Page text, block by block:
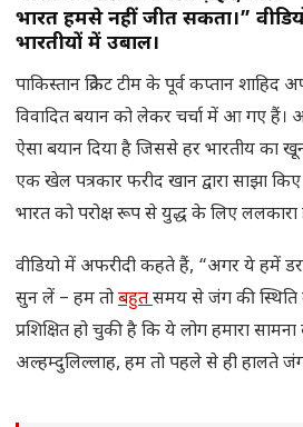
भारत हमसे नहीं जीत सकता।”
भारतीयों में उबाल।
पाकिस्तान क्रिकेट टीम के पूर्व कप्तान
विवादित बयान को लेकर चर्चा में आ गए हैं।
ऐसा बयान दिया है जिससे हर भारतीय का
एक खेल पत्रकार फरीद खान द्वारा साझा
भारत को परोक्ष रूप से युद्ध के लिए ललकारा
वीडियो में अफरीदी कहते हैं, “अगर ये हमें
सुन लें – हम तोबहुतसमय से जंग की स्थिति
प्रशिक्षित हो चुकी है कि ये लोग हमारा
अल्हम्दुलिल्लाह, हम तो पहले से ही हालते